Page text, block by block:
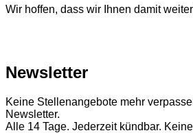
Wir hoffen, dass wir Ihnen damit
Newsletter
Keine Stellenangebote mehr
Newsletter.
Alle 14 Tage. Jederzeit kündbar.